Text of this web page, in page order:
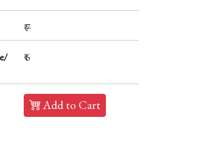
₹7
₹ 6
Add to Cart